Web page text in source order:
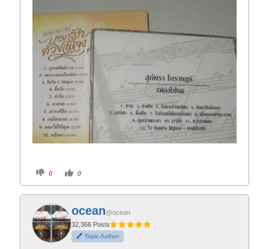
C
i
k
f
o
r
t
h
u
m
0
C
i
k
o
r
t
h
u
m
0
ocean@ocean
32,366 Posts
Topic Author